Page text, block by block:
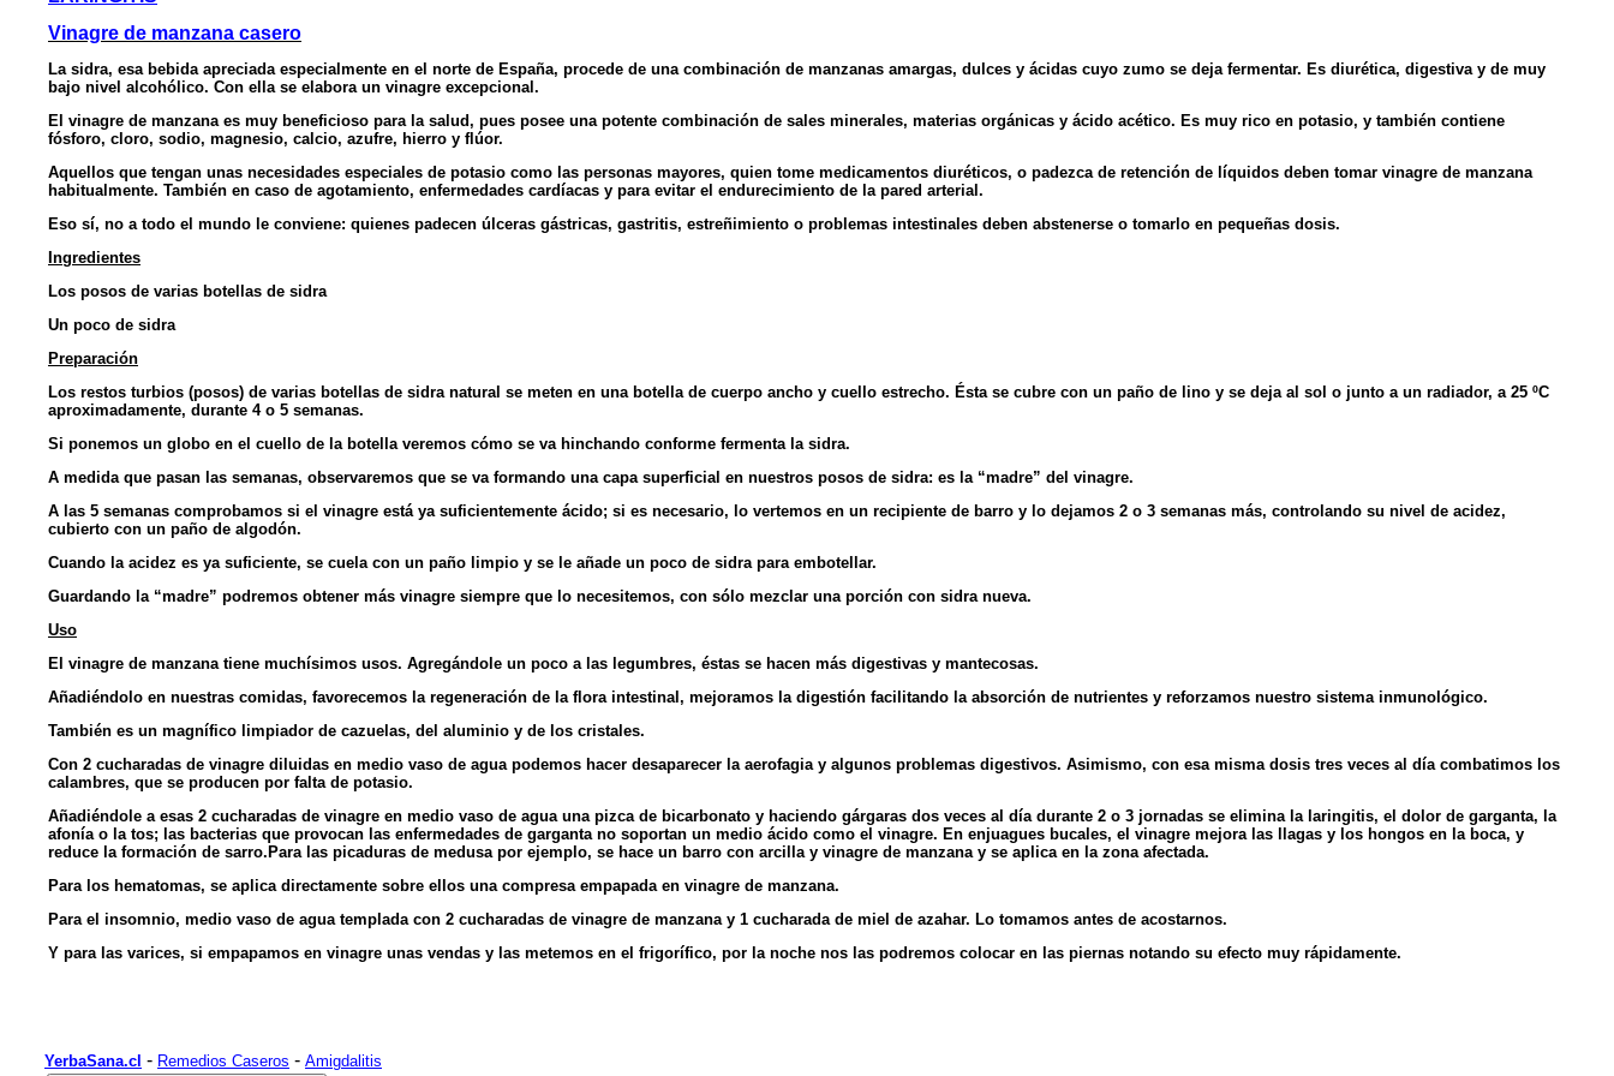
Vinagre de manzana casero
La sidra, esa bebida apreciada especialmente en el norte de España, procede de una combinación de manzanas amargas, dulces y ácidas cuyo zumo se deja fermentar. Es diurética, digestiva y de muy
bajo nivel alcohólico. Con ella se elabora un vinagre excepcional.
El vinagre de manzana es muy beneficioso para la salud, pues posee una potente combinación de sales minerales, materias orgánicas y ácido acético. Es muy rico en potasio, y también contiene
fósforo, cloro, sodio, magnesio, calcio, azufre, hierro y flúor.
Aquellos que tengan unas necesidades especiales de potasio como las personas mayores, quien tome medicamentos diuréticos, o padezca de retención de líquidos deben tomar vinagre de manzana
habitualmente. También en caso de agotamiento, enfermedades cardíacas y para evitar el endurecimiento de la pared arterial.
Eso sí, no a todo el mundo le conviene: quienes padecen úlceras gástricas, gastritis, estreñimiento o problemas intestinales deben abstenerse o tomarlo en pequeñas dosis.
Ingredientes
Los posos de varias botellas de sidra
Un poco de sidra
Preparación
Los restos turbios (posos) de varias botellas de sidra natural se meten en una botella de cuerpo ancho y cuello estrecho. Ésta se cubre con un paño de lino y se deja al sol o junto a un radiador, a 25 ºC
aproximadamente, durante 4 o 5 semanas.
Si ponemos un globo en el cuello de la botella veremos cómo se va hinchando conforme fermenta la sidra.
A medida que pasan las semanas, observaremos que se va formando una capa superficial en nuestros posos de sidra: es la “madre” del vinagre.
A las 5 semanas comprobamos si el vinagre está ya suficientemente ácido; si es necesario, lo vertemos en un recipiente de barro y lo dejamos 2 o 3 semanas más, controlando su nivel de acidez,
cubierto con un paño de algodón.
Cuando la acidez es ya suficiente, se cuela con un paño limpio y se le añade un poco de sidra para embotellar.
Guardando la “madre” podremos obtener más vinagre siempre que lo necesitemos, con sólo mezclar una porción con sidra nueva.
Uso
El vinagre de manzana tiene muchísimos usos. Agregándole un poco a las legumbres, éstas se hacen más digestivas y mantecosas.
Añadiéndolo en nuestras comidas, favorecemos la regeneración de la flora intestinal, mejoramos la digestión facilitando la absorción de nutrientes y reforzamos nuestro sistema inmunológico.
También es un magnífico limpiador de cazuelas, del aluminio y de los cristales.
Con 2 cucharadas de vinagre diluidas en medio vaso de agua podemos hacer desaparecer la aerofagia y algunos problemas digestivos. Asimismo, con esa misma dosis tres veces al día combatimos los
calambres, que se producen por falta de potasio.
Añadiéndole a esas 2 cucharadas de vinagre en medio vaso de agua una pizca de bicarbonato y haciendo gárgaras dos veces al día durante 2 o 3 jornadas se elimina la laringitis, el dolor de garganta, la
afonía o la tos; las bacterias que provocan las enfermedades de garganta no soportan un medio ácido como el vinagre. En enjuagues bucales, el vinagre mejora las llagas y los hongos en la boca, y
reduce la formación de sarro.Para las picaduras de medusa por ejemplo, se hace un barro con arcilla y vinagre de manzana y se aplica en la zona afectada.
Para los hematomas, se aplica directamente sobre ellos una compresa empapada en vinagre de manzana.
Para el insomnio, medio vaso de agua templada con 2 cucharadas de vinagre de manzana y 1 cucharada de miel de azahar. Lo tomamos antes de acostarnos.
Y para las varices, si empapamos en vinagre unas vendas y las metemos en el frigorífico, por la noche nos las podremos colocar en las piernas notando su efecto muy rápidamente.
YerbaSana.cl - Remedios Caseros - Amigdalitis